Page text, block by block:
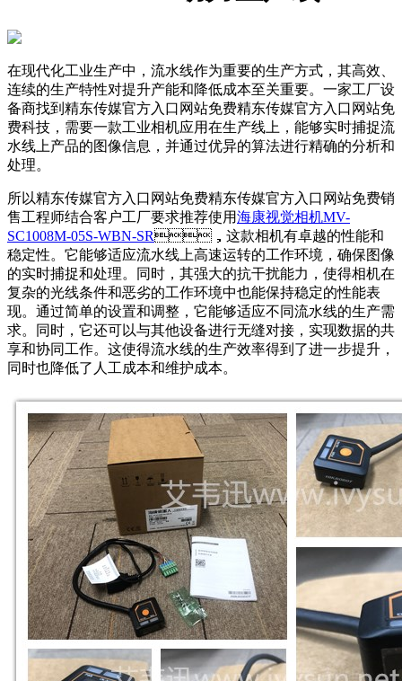
在现代化工业生产中，流水线作为重要的生产方式，其高效、
连续的生产特性对提升产能和降低成本至关重要。一家工厂设
备商找到精东传媒官方入口网站免费精东传媒官方入口网站免
费科技，需要一款工业相机应用在生产线上，能够实时捕捉流
水线上产品的图像信息，并通过优异的算法进行精确的分析和
处理。
所以精东传媒官方入口网站免费精东传媒官方入口网站免费销
售工程师结合客户工厂要求推荐使用海康视觉相机MV-
SC1008M-05S-WBN-SR，这款相机有卓越的性能和
稳定性。它能够适应流水线上高速运转的工作环境，确保图像
的实时捕捉和处理。同时，其强大的抗干扰能力，使得相机在
复杂的光线条件和恶劣的工作环境中也能保持稳定的性能表
现。通过简单的设置和调整，它能够适应不同流水线的生产需
求。同时，它还可以与其他设备进行无缝对接，实现数据的共
享和协同工作。这使得流水线的生产效率得到了进一步提升，
同时也降低了人工成本和维护成本。